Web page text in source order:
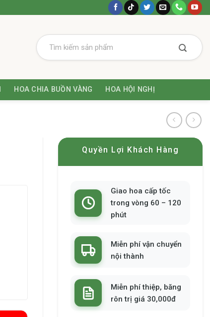
HOA CHIA BUỒN VÀNG HOA HỘI NGHỊ
Quyền Lợi Khách Hàng
Giao hoa cấp tốc
trong vòng 60 – 120
phút
Miễn phí vận chuyển
nội thành
Miễn phí thiệp, băng
rôn trị giá 30,000đ